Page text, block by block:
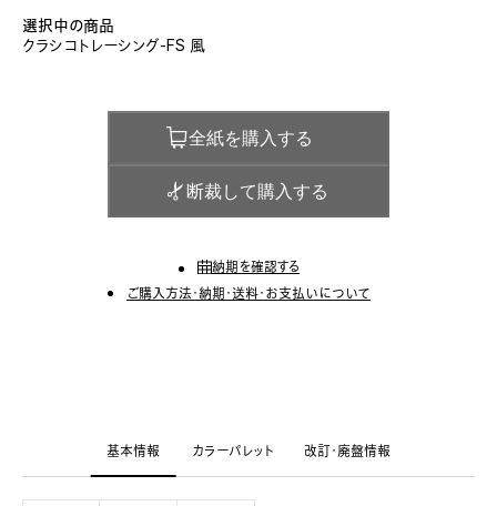
選択中の商品
クラシコトレーシング-FS 風
全紙を購入する
断裁して購入する
納期を確認する
ご購入方法・納期・送料・お支払いについて
基本情報 カラーパレット 改訂・廃盤情報